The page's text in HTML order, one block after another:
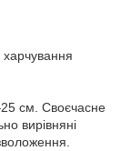
харчування
см. Своєчасне
вирівняні